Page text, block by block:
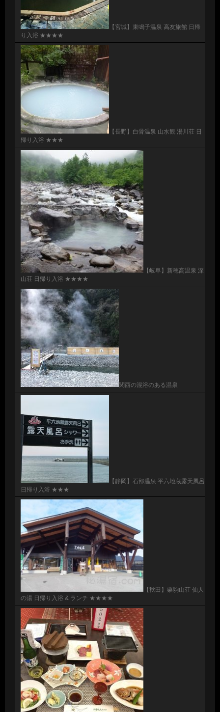
【宮城】東鳴子温泉 高友旅館 日帰
り入浴 ★★★★
【長野】白骨温泉 山水観 湯川荘 日
帰り入浴 ★★★
【岐阜】新穂高温泉 深
山荘 日帰り入浴 ★★★★
関西の混浴のある温泉
【静岡】石部温泉 平六地蔵露天風呂
日帰り入浴 ★★★
【秋田】栗駒山荘 仙人
の湯 日帰り入浴 & ランチ ★★★★